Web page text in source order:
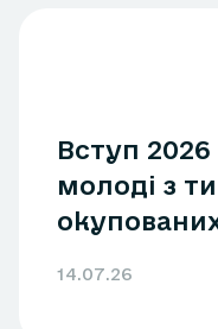
Вступ 2026
молоді з
14.07.26